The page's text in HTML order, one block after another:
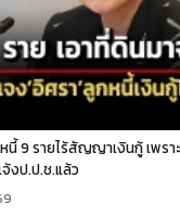
นี้ 9 รายไร้สัญญาเงินกู้ เพราะ
งป.ป.ช.แล้ว